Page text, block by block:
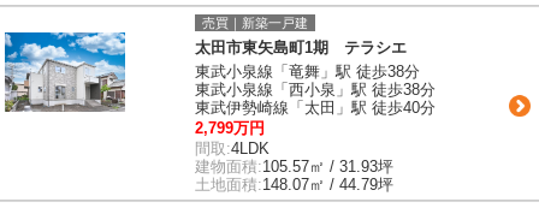
売買｜新築一戸建
太田市東矢島町1期 テラシエ
東武小泉線「竜舞」駅 徒歩38分
東武小泉線「西小泉」駅 徒歩38分
東武伊勢崎線「太田」駅 徒歩40分
2,799万円
間取:4LDK
建物面積:105.57㎡ / 31.93坪
土地面積:148.07㎡ / 44.79坪